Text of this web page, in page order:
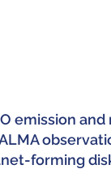
emission
forming